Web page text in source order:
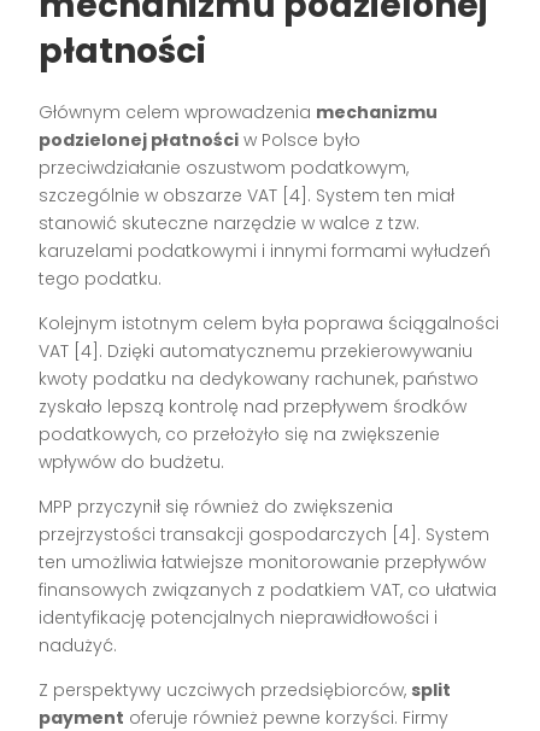
płatności
Głównym celem wprowadzenia mechanizmu
podzielonej płatności w Polsce było
przeciwdziałanie oszustwom podatkowym,
szczególnie w obszarze VAT [4]. System ten miał
stanowić skuteczne narzędzie w walce z tzw.
karuzelami podatkowymi i innymi formami wyłudzeń
tego podatku.
Kolejnym istotnym celem była poprawa ściągalności
VAT [4]. Dzięki automatycznemu przekierowywaniu
kwoty podatku na dedykowany rachunek, państwo
zyskało lepszą kontrolę nad przepływem środków
podatkowych, co przełożyło się na zwiększenie
wpływów do budżetu.
MPP przyczynił się również do zwiększenia
przejrzystości transakcji gospodarczych [4]. System
ten umożliwia łatwiejsze monitorowanie przepływów
finansowych związanych z podatkiem VAT, co ułatwia
identyfikację potencjalnych nieprawidłowości i
nadużyć.
Z perspektywy uczciwych przedsiębiorców, split
payment oferuje również pewne korzyści. Firmy